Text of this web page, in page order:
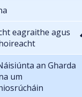
eagraithe agus
an Gharda
um